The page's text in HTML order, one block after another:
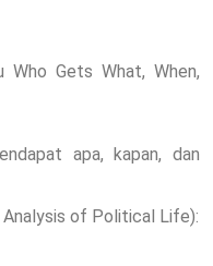
Who Gets What, When,
apa, kapan, dan
of Political Life):